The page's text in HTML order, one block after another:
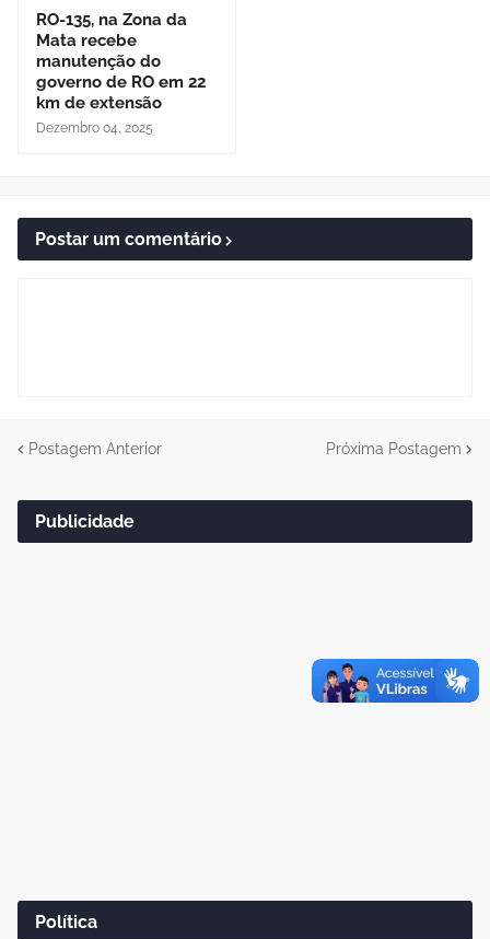
RO-135, na Zona da
Mata recebe
manutenção do
governo de RO em 22
km de extensão
Dezembro 04, 2025
Postar um comentário
Postagem Anterior Próxima Postagem
Publicidade
Política